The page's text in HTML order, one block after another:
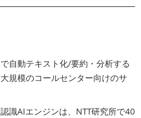
自動テキスト化/要約・分析する
規模のコールセンター向けのサ
識AIエンジンは、NTT研究所で40